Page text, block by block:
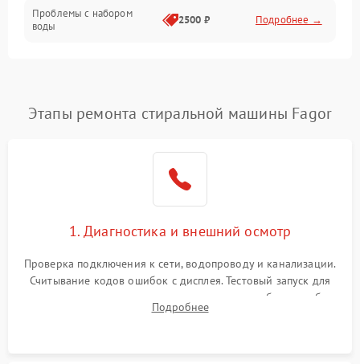
Проблемы с набором
воды
2500 ₽ Подробнее →
Замена платы управления Подробнее →
Этапы ремонта стиральной машины Fagor
1. Диагностика и внешний осмотр
Проверка подключения к сети, водопроводу и канализации.
Считывание кодов ошибок с дисплея. Тестовый запуск для
выявления посторонних шумов, протечек или сбоев в работе
электронного модуля управления.
Подробнее